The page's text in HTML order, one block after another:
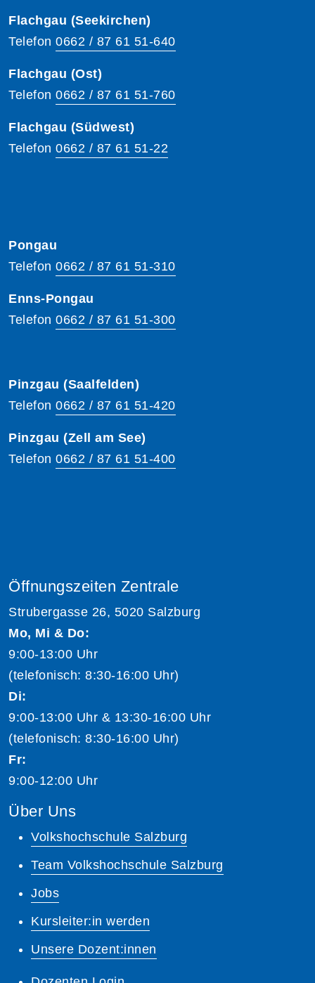
Flachgau (Seekirchen)
Telefon 0662 / 87 61 51-640
Flachgau (Ost)
Telefon 0662 / 87 61 51-760
Flachgau (Südwest)
Telefon 0662 / 87 61 51-22
Pongau
Telefon 0662 / 87 61 51-310
Enns-Pongau
Telefon 0662 / 87 61 51-300
Pinzgau (Saalfelden)
Telefon 0662 / 87 61 51-420
Pinzgau (Zell am See)
Telefon 0662 / 87 61 51-400
Öffnungszeiten Zentrale
Strubergasse 26, 5020 Salzburg
Mo, Mi & Do:
9:00-13:00 Uhr
(telefonisch: 8:30-16:00 Uhr)
Di:
9:00-13:00 Uhr & 13:30-16:00 Uhr
(telefonisch: 8:30-16:00 Uhr)
Fr:
9:00-12:00 Uhr
Über Uns
Volkshochschule Salzburg
Team Volkshochschule Salzburg
Jobs
Kursleiter:in werden
Unsere Dozent:innen